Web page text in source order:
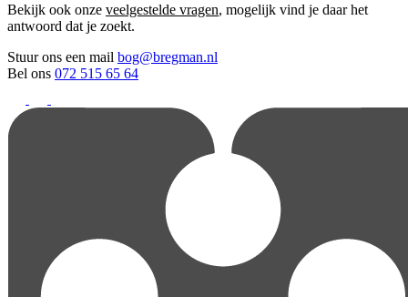
Bekijk ook onze veelgestelde vragen, mogelijk vind je daar het
antwoord dat je zoekt.
Stuur ons een mail bog@bregman.nl
Bel ons 072 515 65 64